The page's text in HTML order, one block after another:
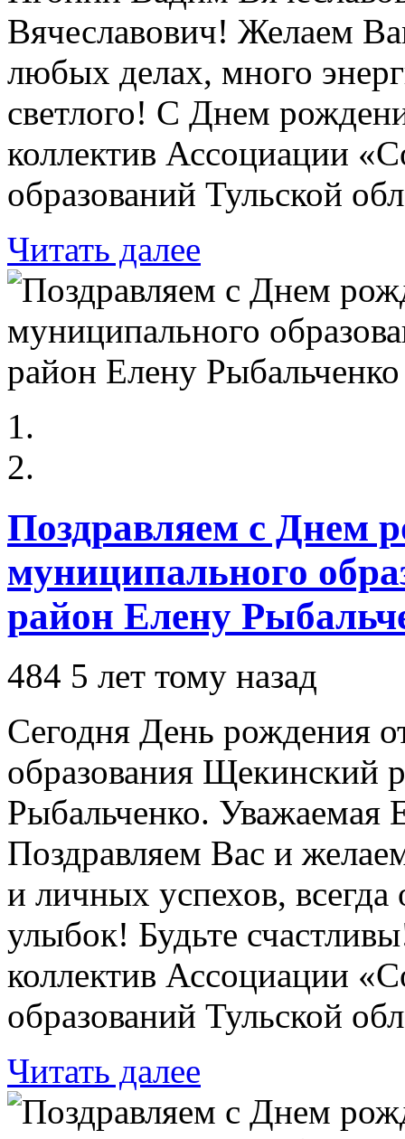
Вячеславович! Желаем
любых делах, много
светлого! С Днем
коллектив Ассоциации
образований Тульской
Читать далее
Поздравляем с Днем
муниципального
район Елену
484 5 лет тому назад
Сегодня День рождения
образования Щекинский
Рыбальченко. Уважаемая
Поздравляем Вас и
и личных успехов, всегда
улыбок! Будьте
коллектив Ассоциации
образований Тульской
Читать далее